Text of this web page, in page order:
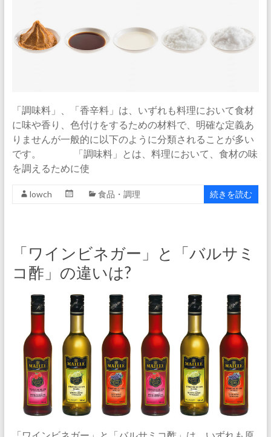
「調味料」、「香辛料」は、いずれも料理において食材
に味や香り、色付けをするための材料で、明確な定義あ
りませんが一般的に以下のように分類されることが多い
です。 「調味料」とは、料理において、食材の味
を調えるために使
lowch 食品・調理 続きを読む
「ワインビネガー」と「バルサミ
コ酢」の違いは?